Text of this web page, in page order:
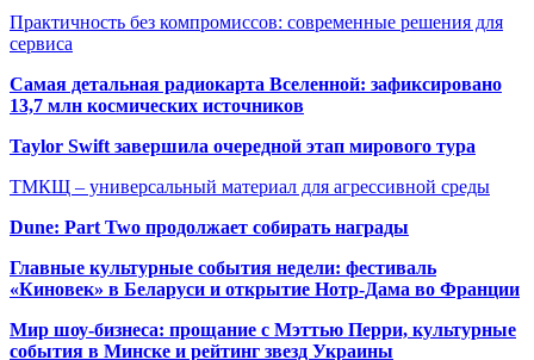
Практичность без компромиссов: современные решения для
сервиса
Самая детальная радиокарта Вселенной: зафиксировано
13,7 млн космических источников
Taylor Swift завершила очередной этап мирового тура
ТМКЩ – универсальный материал для агрессивной среды
Dune: Part Two продолжает собирать награды
Главные культурные события недели: фестиваль
«Киновек» в Беларуси и открытие Нотр-Дама во Франции
Мир шоу-бизнеса: прощание с Мэттью Перри, культурные
события в Минске и рейтинг звезд Украины